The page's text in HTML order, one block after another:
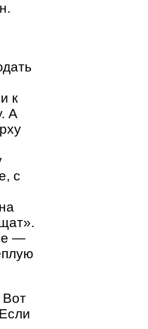
к
А
с
—
Вот